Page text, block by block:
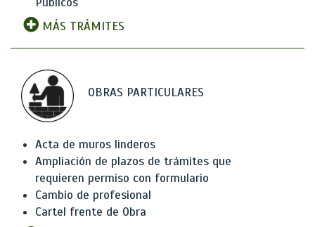
MÁS TRÁMITES
OBRAS PARTICULARES
Acta de muros linderos
Ampliación de plazos de trámites que
requieren permiso con formulario
Cambio de profesional
Cartel frente de Obra